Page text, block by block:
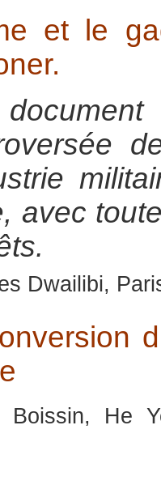
et le
avec
Dwailibi,
Boissin, He